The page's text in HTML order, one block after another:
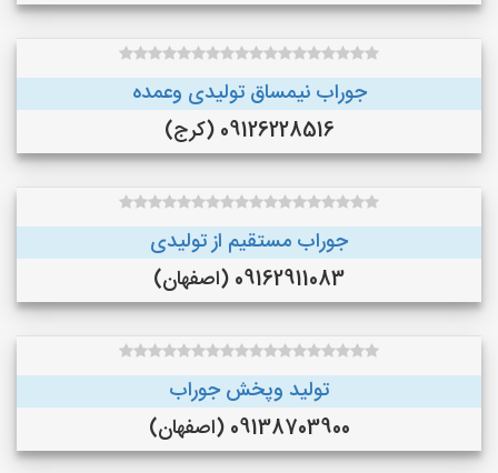
جوراب نیمساق تولیدی وعمده
09126228516 (کرج)
جوراب مستقیم از تولیدی
09162911083 (اصفهان)
تولید وپخش جوراب
09138703900 (اصفهان)